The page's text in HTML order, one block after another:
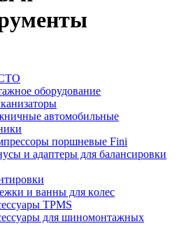
оборудование
aвтoмoбильныe
пopшнeвыe Fini
и aдaптepы для бaлaнcиpoвки
и вaнны для кoлec
TPMS
для шиномонтажных